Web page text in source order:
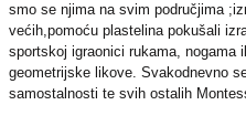
smo se njima na svim područjima
većih,pomoću plastelina pokušali
sportskoj igraonici rukama, nogama
geometrijske likove. Svakodnevno
samostalnosti te svih ostalih